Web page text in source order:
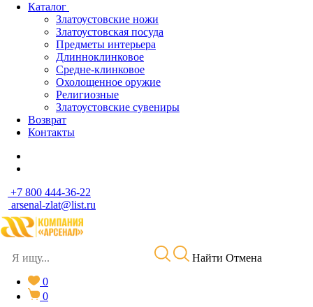
Каталог
Златоустовские ножи
Златоустовская посуда
Предметы интерьера
Длинноклинковое
Средне-клинковое
Охолощенное оружие
Религиозные
Златоустовские сувениры
Возврат
Контакты
+7 800 444-36-22
arsenal-zlat@list.ru
Найти Отмена
0
0